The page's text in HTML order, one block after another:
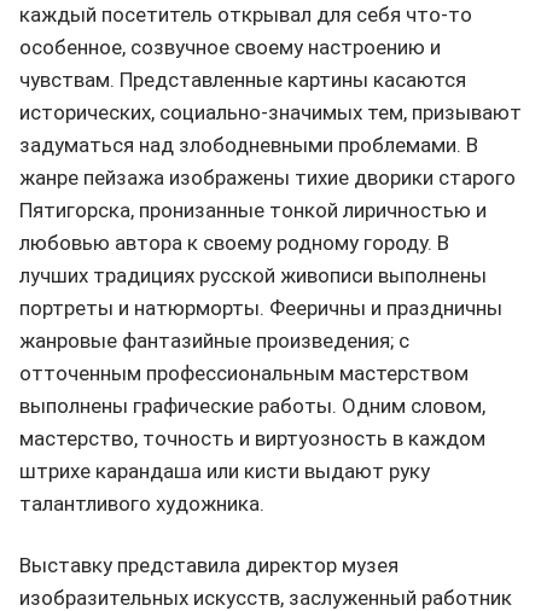
каждый посетитель открывал для себя что-то
особенное, созвучное своему настроению и
чувствам. Представленные картины касаются
исторических, социально-значимых тем, призывают
задуматься над злободневными проблемами. В
жанре пейзажа изображены тихие дворики старого
Пятигорска, пронизанные тонкой лиричностью и
любовью автора к своему родному городу. В
лучших традициях русской живописи выполнены
портреты и натюрморты. Фееричны и праздничны
жанровые фантазийные произведения; с
отточенным профессиональным мастерством
выполнены графические работы. Одним словом,
мастерство, точность и виртуозность в каждом
штрихе карандаша или кисти выдают руку
талантливого художника.
Выставку представила директор музея
изобразительных искусств, заслуженный работник